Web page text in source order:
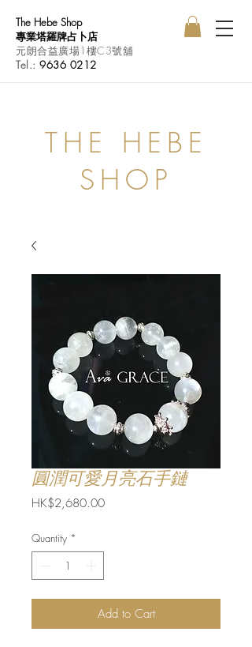
The Hebe Shop
專業塔羅牌占卜店
元朗合益廣場1樓C3號舖
Tel.:9636 0212
THE HEBE
SHOP
圓潤可愛月亮石手鏈
HK$2,680.00Price
Quantity *
Add to Cart